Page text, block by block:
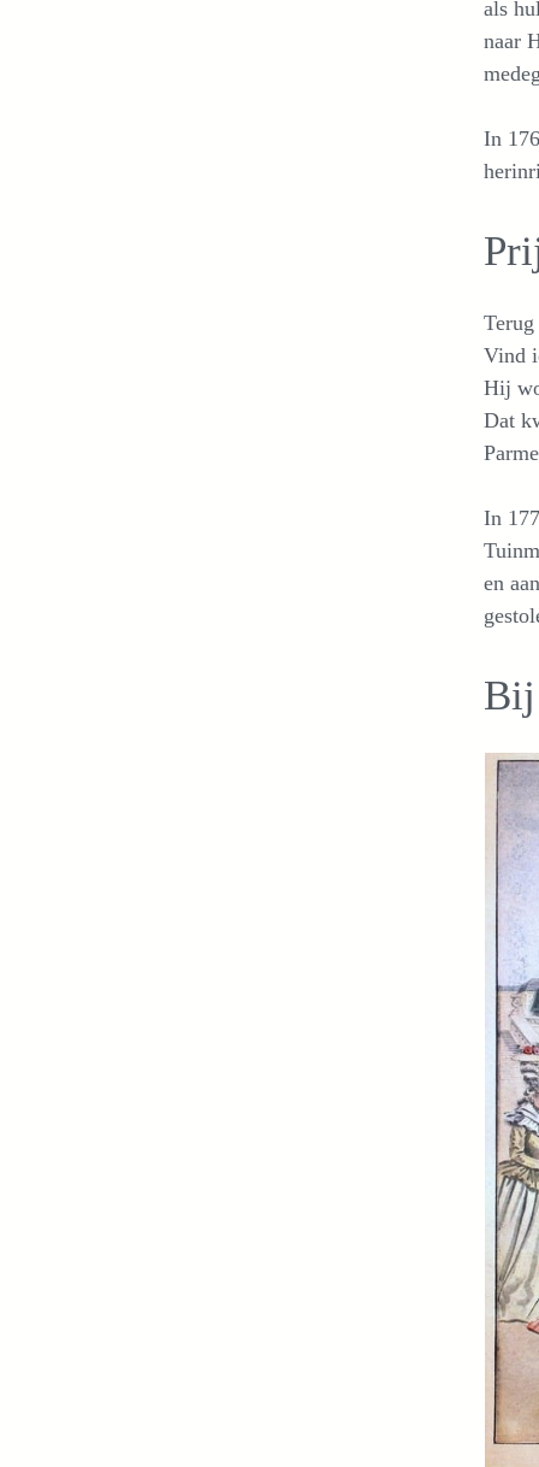
als
naar
In
Vind
Hij
Dat
In
en
Bij